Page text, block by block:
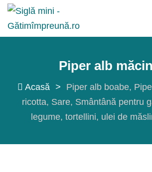
Sări
conținut
Piper alb
Acasă > Piper alb boabe
ricotta Sare Smântână pentru
legume tortellini ulei de